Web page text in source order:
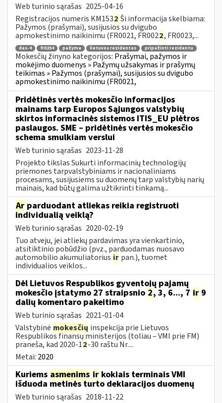
Web turinio sąrašas 2025-04-16
Registracijos numeris KM1532 Ši informacija skelbiama:
Pažymos (prašymai), susijusios su dvigubo
apmokestinimo naikinimu (FR0021, FR0022, FR0023,...
das-4 fr0254 pažyma lietuvos rezidentas pripažinti rezidentu
Mokesčių žinyno kategorijos: Prašymai, pažymos ir
mokėjimo duomenys » Pažymų užsakymas ir prašymų
teikimas » Pažymos (prašymai), susijusios su dvigubo
apmokestinimo naikinimu (FR0021,
Pridėtinės vertės mokesčio informacijos
mainams tarp Europos Sąjungos valstybių
skirtos informacinės sistemos ITIS_EU plėtros
paslaugos. SME – pridėtinės vertės mokesčio
schema smulkiam verslui
Web turinio sąrašas 2023-11-28
Projekto tikslas Sukurti informacinių technologijų
priemones tarpvalstybiniams ir nacionaliniams
procesams, susijusiems su duomenų tarp valstybių narių
mainais, kad būtų galima užtikrinti tinkamą...
Ar parduodant atliekas reikia registruoti
individualią veiklą?
Web turinio sąrašas 2020-02-19
Tuo atveju, jei atliekų pardavimas yra vienkartinio,
atsitiktinio pobūdžio (pvz., parduodamas nuosavo
automobilio akumuliatorius ir pan.), tuomet
individualios veiklos...
Dėl Lietuvos Respublikos gyventojų pajamų
mokesčio įstatymo 27 straipsnio 2, 3, 6..., 7 ir 9
dalių komentaro pakeitimo
Web turinio sąrašas 2021-01-04
Valstybinė mokesčių inspekcija prie Lietuvos
Respublikos finansų ministerijos (toliau – VMI prie FM)
praneša, kad 2020-12-30 raštu Nr....
Metai: 2020
Kuriems asmenims ir kokiais terminais VMI
išduoda metinės turto deklaracijos duomenų
Web turinio sąrašas 2018-11-22